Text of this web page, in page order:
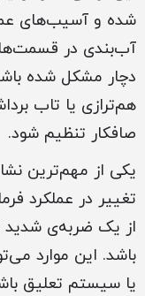
شده و آسیب‌های
آب‌بندی در
دچار مشکل شده
هم‌ترازی یا تاب
صافکار تنظیم شود.
یکی از مهم‌ترین
تغییر در عملکرد
از یک ضربه‌ی
باشد. این موارد
یا سیستم تعلیق